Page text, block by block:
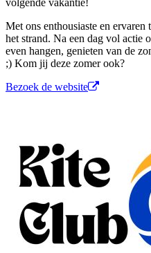
volgende vakantie!
Met ons enthousiaste en
het strand. Na een dag vol actie
even hangen, genieten van de
;) Kom jij deze zomer ook?
Bezoek de website